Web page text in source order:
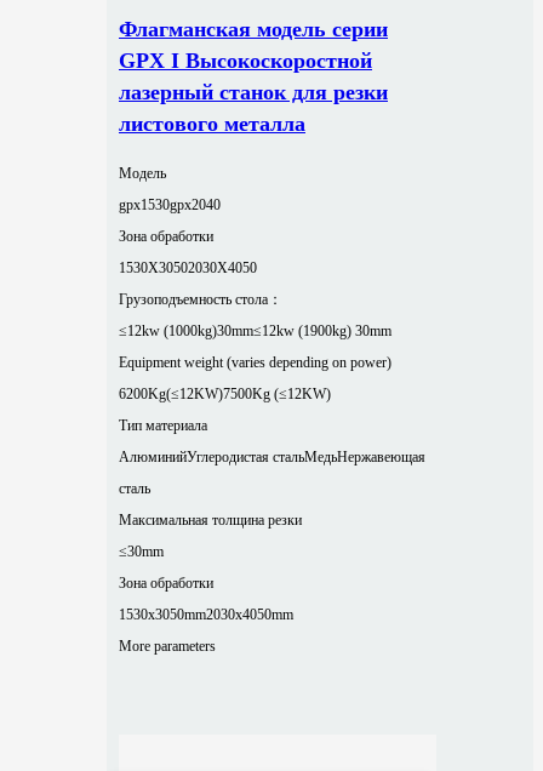
Флагманская модель серии
GPX I Высокоскоростной
лазерный станок для резки
листового металла
Модель
gpx1530gpx2040
Зона обработки
1530X30502030X4050
Грузоподъемность стола：
≤12kw (1000kg)30mm≤12kw (1900kg) 30mm
Equipment weight (varies depending on power)
6200Kg(≤12KW)7500Kg (≤12KW)
Тип материала
АлюминийУглеродистая стальМедьНержавеющая
сталь
Максимальная толщина резки
≤30mm
Зона обработки
1530x3050mm2030x4050mm
More parameters